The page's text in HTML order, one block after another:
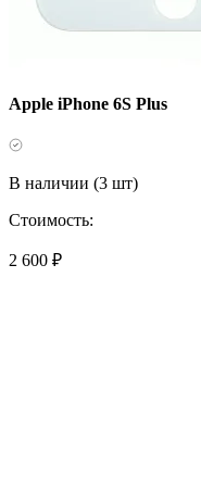
Apple iPhone 6S Plus
В наличии (3 шт)
Стоимость:
2 600 ₽